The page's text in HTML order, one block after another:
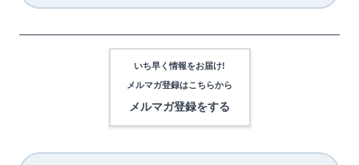
いち早く情報をお届け!
メルマガ登録はこちらから
メルマガ登録をする